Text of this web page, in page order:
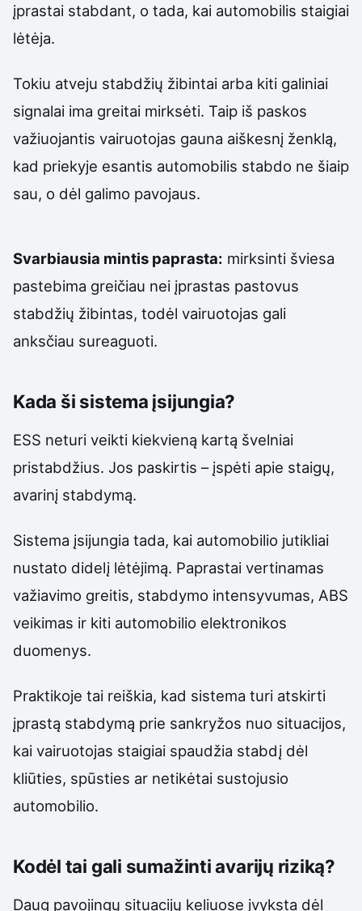
įprastai stabdant, o tada, kai automobilis staigiai
lėtėja.
Tokiu atveju stabdžių žibintai arba kiti galiniai
signalai ima greitai mirksėti. Taip iš paskos
važiuojantis vairuotojas gauna aiškesnį ženklą,
kad priekyje esantis automobilis stabdo ne šiaip
sau, o dėl galimo pavojaus.
Svarbiausia mintis paprasta: mirksinti šviesa
pastebima greičiau nei įprastas pastovus
stabdžių žibintas, todėl vairuotojas gali
anksčiau sureaguoti.
Kada ši sistema įsijungia?
ESS neturi veikti kiekvieną kartą švelniai
pristabdžius. Jos paskirtis – įspėti apie staigų,
avarinį stabdymą.
Sistema įsijungia tada, kai automobilio jutikliai
nustato didelį lėtėjimą. Paprastai vertinamas
važiavimo greitis, stabdymo intensyvumas, ABS
veikimas ir kiti automobilio elektronikos
duomenys.
Praktikoje tai reiškia, kad sistema turi atskirti
įprastą stabdymą prie sankryžos nuo situacijos,
kai vairuotojas staigiai spaudžia stabdį dėl
kliūties, spūsties ar netikėtai sustojusio
automobilio.
Kodėl tai gali sumažinti avarijų riziką?
Daug pavojingų situacijų keliuose įvyksta dėl